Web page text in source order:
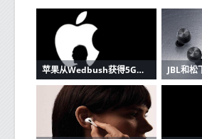
苹果从Wedbush获得5G潜在看涨信号